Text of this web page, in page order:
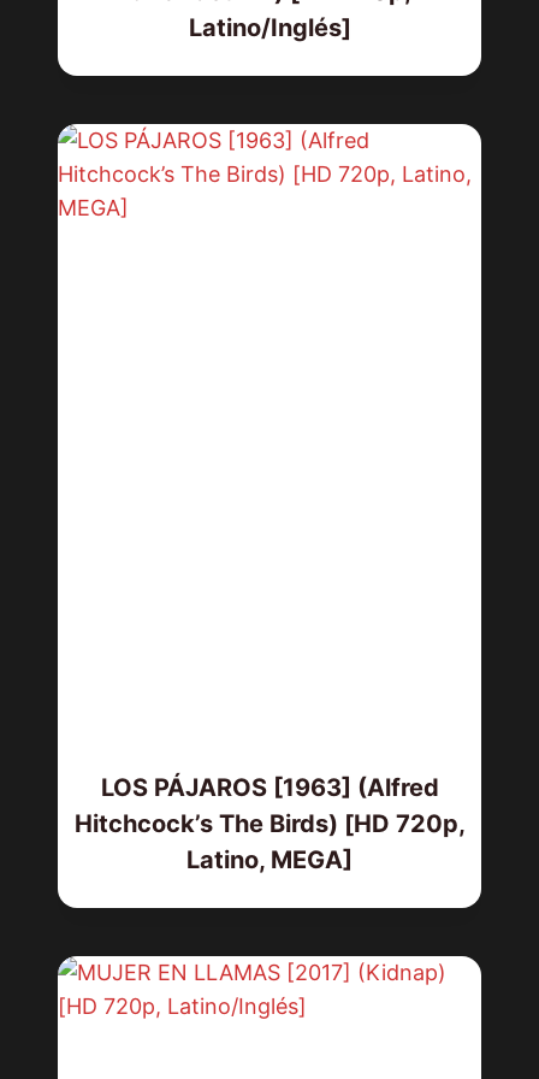
Latino/Inglés]
LOS PÁJAROS [1963] (Alfred
Hitchcock’s The Birds) [HD 720p,
Latino, MEGA]